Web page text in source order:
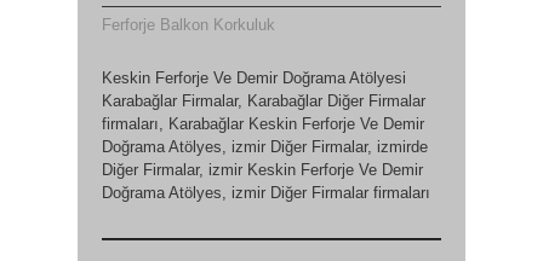
Ferforje Balkon Korkuluk
Keskin Ferforje Ve Demir Doğrama Atölyesi
Karabağlar Firmalar, Karabağlar Diğer Firmalar
firmaları, Karabağlar Keskin Ferforje Ve Demir
Doğrama Atölyes, izmir Diğer Firmalar, izmirde
Diğer Firmalar, izmir Keskin Ferforje Ve Demir
Doğrama Atölyes, izmir Diğer Firmalar firmaları